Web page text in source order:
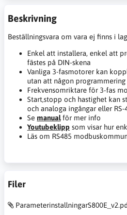
Beskrivning
Beställningsvara om vara ej finns i
Enkel att installera, enkel att
fästes på DIN-skena
Vanliga 3-fasmotorer kan
utan att någon programmering
Frekvensomriktare för 3-fas
Start,stopp och hastighet kan
och analoga ingångar eller RS-
Se manual för mer info
Youtubeklipp som visar hur
Läs om RS485
Filer